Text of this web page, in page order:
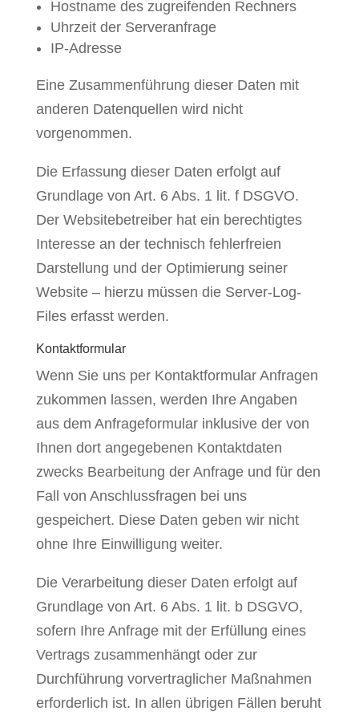
Hostname des zugreifenden Rechners
Uhrzeit der Serveranfrage
IP-Adresse
Eine Zusammenführung dieser Daten mit
anderen Datenquellen wird nicht
vorgenommen.
Die Erfassung dieser Daten erfolgt auf
Grundlage von Art. 6 Abs. 1 lit. f DSGVO.
Der Websitebetreiber hat ein berechtigtes
Interesse an der technisch fehlerfreien
Darstellung und der Optimierung seiner
Website – hierzu müssen die Server-Log-
Files erfasst werden.
Kontaktformular
Wenn Sie uns per Kontaktformular Anfragen
zukommen lassen, werden Ihre Angaben
aus dem Anfrageformular inklusive der von
Ihnen dort angegebenen Kontaktdaten
zwecks Bearbeitung der Anfrage und für den
Fall von Anschlussfragen bei uns
gespeichert. Diese Daten geben wir nicht
ohne Ihre Einwilligung weiter.
Die Verarbeitung dieser Daten erfolgt auf
Grundlage von Art. 6 Abs. 1 lit. b DSGVO,
sofern Ihre Anfrage mit der Erfüllung eines
Vertrags zusammenhängt oder zur
Durchführung vorvertraglicher Maßnahmen
erforderlich ist. In allen übrigen Fällen beruht